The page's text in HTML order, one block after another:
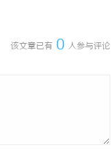
该文章已有 0 人参与评论